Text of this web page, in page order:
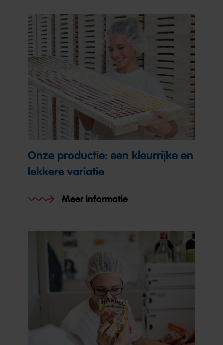
Onze productie: een kleurrijke en
lekkere variatie
Meer informatie